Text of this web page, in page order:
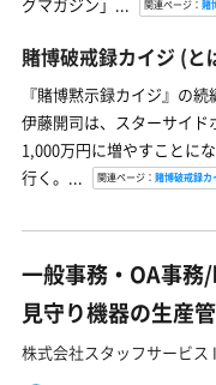
関連ページ： 賭
賭博破戒録カイジ (と
『賭博黙示録カイジ』の
伊藤開司は、スターサイ
1,000万円に増やすことに
行く。...
関連ページ： 賭博破戒録カ
一般事務・OA事
見守り機器の生産
株式会社スタッフサービ